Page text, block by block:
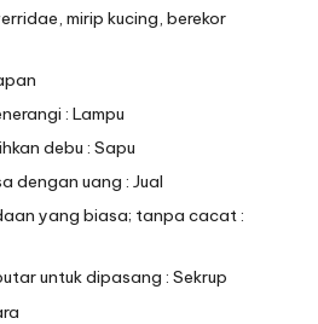
mirip kucing, berekor
: Lampu
debu : Sapu
dengan uang : Jual
yang biasa; tanpa cacat :
untuk dipasang : Sekrup